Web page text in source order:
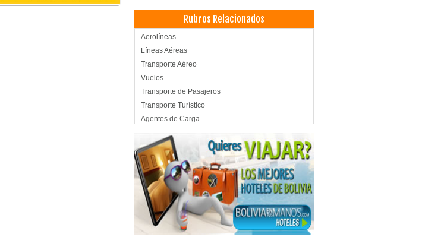
Rubros Relacionados
Aerolíneas
Líneas Aéreas
Transporte Aéreo
Vuelos
Transporte de Pasajeros
Transporte Turístico
Agentes de Carga
Logística
Marítimo, Transporte
Servicios de Distribución y Logística
Servicio de Carga y Transporte
Transporte de carga aérea
Transporte de Carga Internacional
Transporte de Carga Nacional